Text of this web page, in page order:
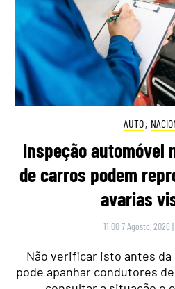
AUTO,
Inspeção automóvel
de carros podem
avarias
11:00 7 Agosto, 2026 |
Não verificar isto antes
pode apanhar condutores